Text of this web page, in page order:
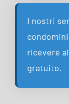
I nostri
ricevere
gratuito.